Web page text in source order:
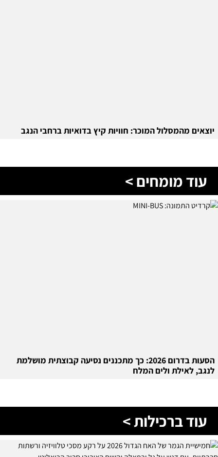
יוצאים מהמסלול המוכר: חוויות קיץ בדואיות ברחבי הנגב
עוד מומחים >
הסעות בדרום 2026: כך מתכננים נסיעה קבוצתית מושלמת
לנגב, לאילת ולים המלח
עוד ברכילות >